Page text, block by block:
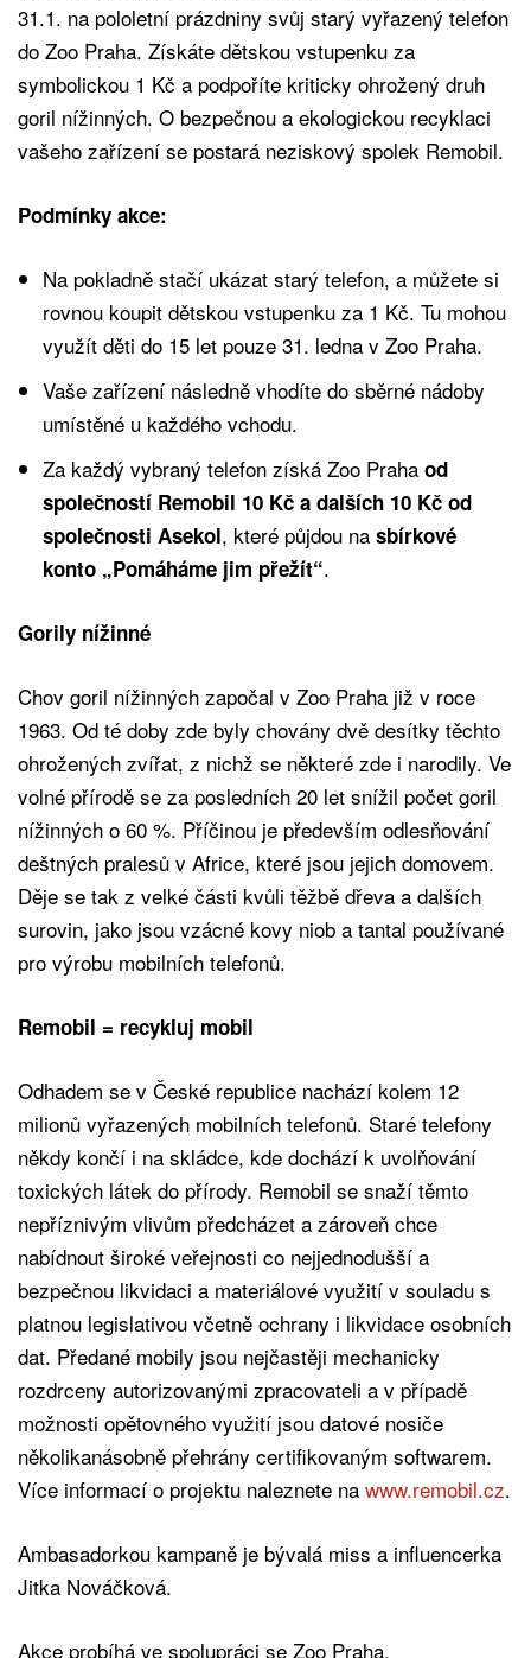
31.1. na pololetní prázdniny svůj starý vyřazený telefon
do Zoo Praha. Získáte dětskou vstupenku za
symbolickou 1 Kč a podpoříte kriticky ohrožený druh
goril nížinných. O bezpečnou a ekologickou recyklaci
vašeho zařízení se postará neziskový spolek Remobil.
Podmínky akce:
Na pokladně stačí ukázat starý telefon, a můžete si
rovnou koupit dětskou vstupenku za 1 Kč. Tu mohou
využít děti do 15 let pouze 31. ledna v Zoo Praha.
Vaše zařízení následně vhodíte do sběrné nádoby
umístěné u každého vchodu.
Za každý vybraný telefon získá Zoo Praha od
společností Remobil 10 Kč a dalších 10 Kč od
společnosti Asekol, které půjdou na sbírkové
konto „Pomáháme jim přežít“.
Gorily nížinné
Chov goril nížinných započal v Zoo Praha již v roce
1963. Od té doby zde byly chovány dvě desítky těchto
ohrožených zvířat, z nichž se některé zde i narodily. Ve
volné přírodě se za posledních 20 let snížil počet goril
nížinných o 60 %. Příčinou je především odlesňování
deštných pralesů v Africe, které jsou jejich domovem.
Děje se tak z velké části kvůli těžbě dřeva a dalších
surovin, jako jsou vzácné kovy niob a tantal používané
pro výrobu mobilních telefonů.
Remobil = recykluj mobil
Odhadem se v České republice nachází kolem 12
milionů vyřazených mobilních telefonů. Staré telefony
někdy končí i na skládce, kde dochází k uvolňování
toxických látek do přírody. Remobil se snaží těmto
nepříznivým vlivům předcházet a zároveň chce
nabídnout široké veřejnosti co nejjednodušší a
bezpečnou likvidaci a materiálové využití v souladu s
platnou legislativou včetně ochrany i likvidace osobních
dat. Předané mobily jsou nejčastěji mechanicky
rozdrceny autorizovanými zpracovateli a v případě
možnosti opětovného využití jsou datové nosiče
několikanásobně přehrány certifikovaným softwarem.
Více informací o projektu naleznete na www.remobil.cz.
Ambasadorkou kampaně je bývalá miss a influencerka
Jitka Nováčková.
Akce probíhá ve spolupráci se Zoo Praha.